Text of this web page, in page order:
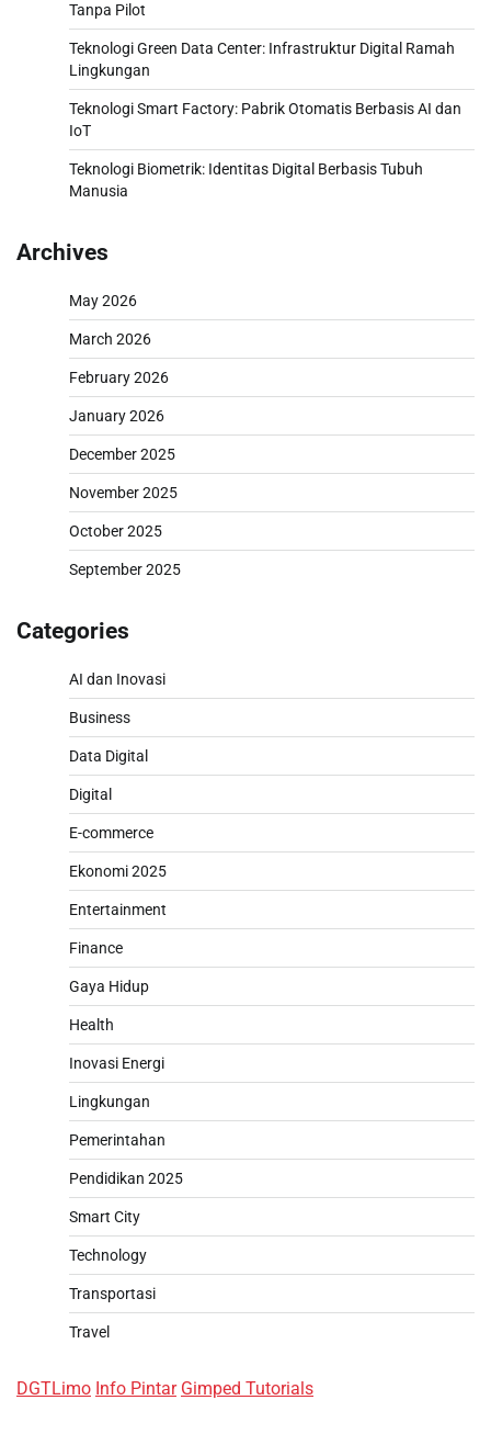
Tanpa Pilot
Teknologi Green Data Center: Infrastruktur Digital Ramah
Lingkungan
Teknologi Smart Factory: Pabrik Otomatis Berbasis AI dan
IoT
Teknologi Biometrik: Identitas Digital Berbasis Tubuh
Manusia
Archives
May 2026
March 2026
February 2026
January 2026
December 2025
November 2025
October 2025
September 2025
Categories
AI dan Inovasi
Business
Data Digital
Digital
E-commerce
Ekonomi 2025
Entertainment
Finance
Gaya Hidup
Health
Inovasi Energi
Lingkungan
Pemerintahan
Pendidikan 2025
Smart City
Technology
Transportasi
Travel
DGTLimo Info Pintar Gimped Tutorials